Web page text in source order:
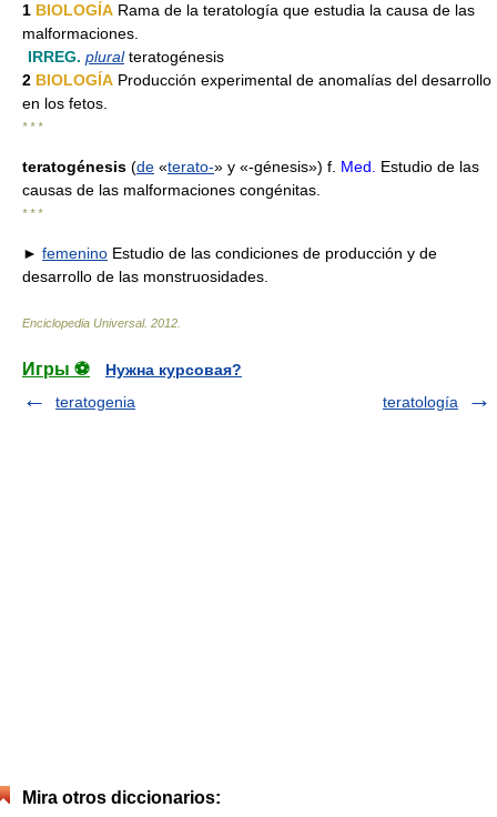
1 BIOLOGÍA Rama de la teratología que estudia la causa de las
malformaciones.
IRREG. pluralteratogénesis
2 BIOLOGÍA Producción experimental de anomalías del desarrollo
en los fetos.
* * *
teratogénesis (de «terato-» y «-génesis») f. Med.
Estudio de las
causas de las malformaciones congénitas.
* * *
► femenino Estudio de las condiciones de producción y de
desarrollo de las monstruosidades.
Enciclopedia Universal. 2012
Игры ⚽
Нужна курсовая?
teratogenia
teratología
Mira otros diccionarios: